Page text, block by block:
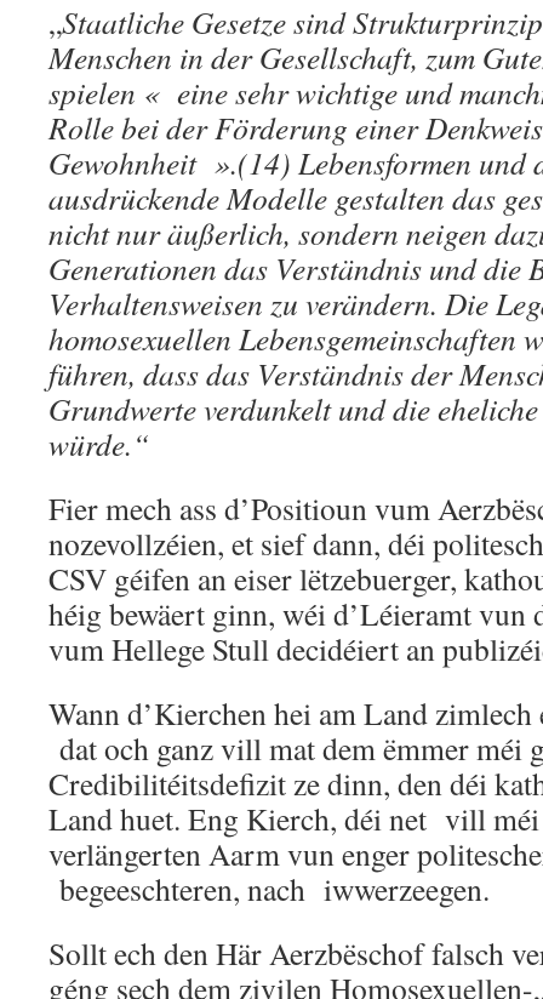
„Staatliche Gesetze sind
Menschen in der Gesellschaft, zum
spielen « eine sehr wichtige und
Rolle bei der Förderung einer
Gewohnheit ».(14) Lebensformen und
ausdrückende Modelle gestalten das
nicht nur äußerlich, sondern neigen
Generationen das Verständnis und die
Verhaltensweisen zu verändern. Die
homosexuellen Lebensgemeinschaften
führen, dass das Verständnis der
Grundwerte verdunkelt und die
würde.“
Fier mech ass d’Positioun vum
nozevollzéien, et sief dann, déi
CSV géifen an eiser lëtzebuerger,
héig bewäert ginn, wéi d’Léieramt vun
vum Hellege Stull decidéiert an
Wann d’Kierchen hei am Land
dat och ganz vill mat dem ëmmer méi
Credibilitéitsdefizit ze dinn, den déi
Land huet. Eng Kierch, déi net vill
verlängerten Aarm vun enger
begeeschteren, nach iwwerzeegen.
Sollt ech den Här Aerzbëschof falsch
géng sech dem zivilen Homosexuellen-